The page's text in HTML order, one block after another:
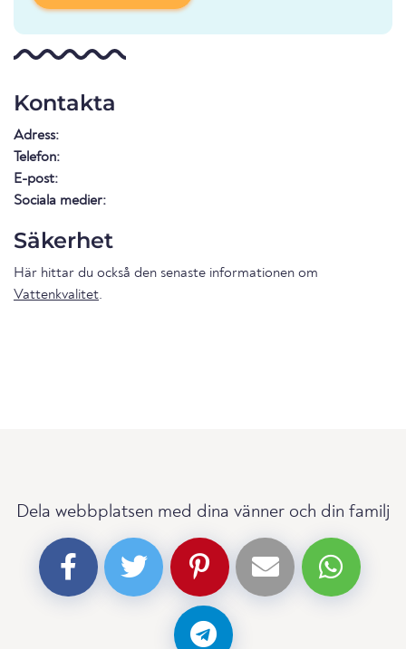
Kontakta
Adress:
Telefon:
E-post:
Sociala medier:
Säkerhet
Här hittar du också den senaste informationen om
Vattenkvalitet.
Dela webbplatsen med dina vänner och din familj